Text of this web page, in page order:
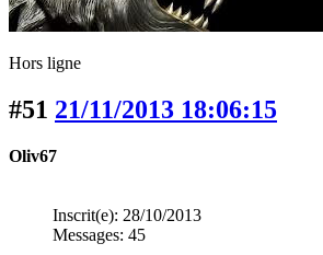
Hors ligne
#51 21/11/2013 18:06:15
Oliv67
Inscrit(e): 28/10/2013
Messages: 45